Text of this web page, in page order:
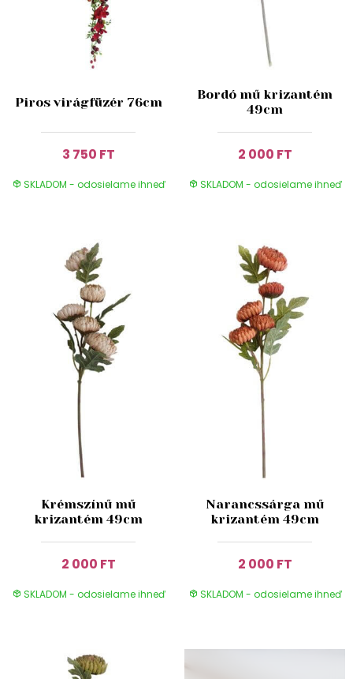
Piros virágfüzér 76cm
3 750 FT
SKLADOM - odosielame ihneď
Bordó mű krizantém
49cm
2 000 FT
SKLADOM - odosielame ihneď
Krémszínű mű
krizantém 49cm
2 000 FT
SKLADOM - odosielame ihneď
Narancssárga mű
krizantém 49cm
2 000 FT
SKLADOM - odosielame ihneď